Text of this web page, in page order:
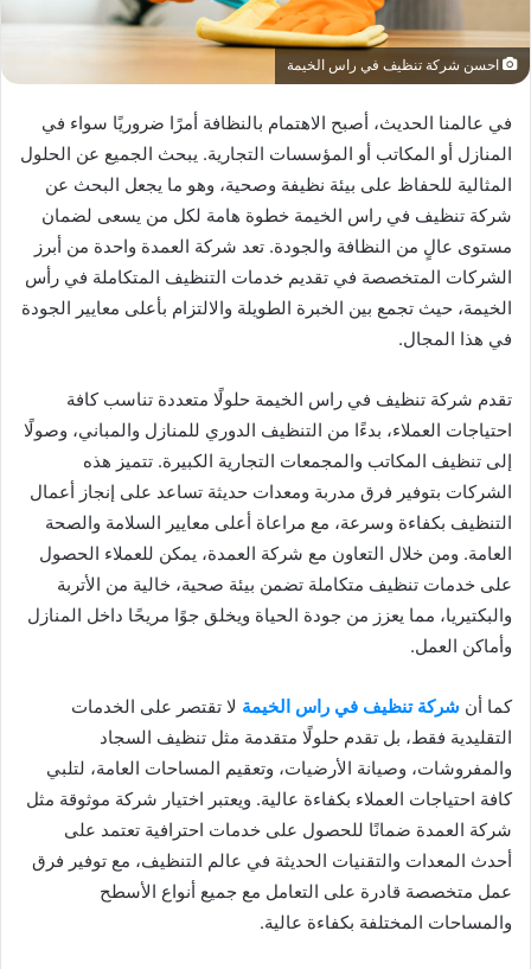
احسن شركة تنظيف في راس الخيمة
في عالمنا الحديث، أصبح الاهتمام بالنظافة أمرًا ضروريًا سواء في
المنازل أو المكاتب أو المؤسسات التجارية. يبحث الجميع عن الحلول
المثالية للحفاظ على بيئة نظيفة وصحية، وهو ما يجعل البحث عن
شركة تنظيف في راس الخيمة خطوة هامة لكل من يسعى لضمان
مستوى عالٍ من النظافة والجودة. تعد شركة العمدة واحدة من أبرز
الشركات المتخصصة في تقديم خدمات التنظيف المتكاملة في رأس
الخيمة، حيث تجمع بين الخبرة الطويلة والالتزام بأعلى معايير الجودة
في هذا المجال.
تقدم شركة تنظيف في راس الخيمة حلولًا متعددة تناسب كافة
احتياجات العملاء، بدءًا من التنظيف الدوري للمنازل والمباني، وصولًا
إلى تنظيف المكاتب والمجمعات التجارية الكبيرة. تتميز هذه
الشركات بتوفير فرق مدربة ومعدات حديثة تساعد على إنجاز أعمال
التنظيف بكفاءة وسرعة، مع مراعاة أعلى معايير السلامة والصحة
العامة. ومن خلال التعاون مع شركة العمدة، يمكن للعملاء الحصول
على خدمات تنظيف متكاملة تضمن بيئة صحية، خالية من الأتربة
والبكتيريا، مما يعزز من جودة الحياة ويخلق جوًا مريحًا داخل المنازل
وأماكن العمل.
كما أن شركة تنظيف في راس الخيمة لا تقتصر على الخدمات
التقليدية فقط، بل تقدم حلولًا متقدمة مثل تنظيف السجاد
والمفروشات، وصيانة الأرضيات، وتعقيم المساحات العامة، لتلبي
كافة احتياجات العملاء بكفاءة عالية. ويعتبر اختيار شركة موثوقة مثل
شركة العمدة ضمانًا للحصول على خدمات احترافية تعتمد على
أحدث المعدات والتقنيات الحديثة في عالم التنظيف، مع توفير فرق
عمل متخصصة قادرة على التعامل مع جميع أنواع الأسطح
والمساحات المختلفة بكفاءة عالية.